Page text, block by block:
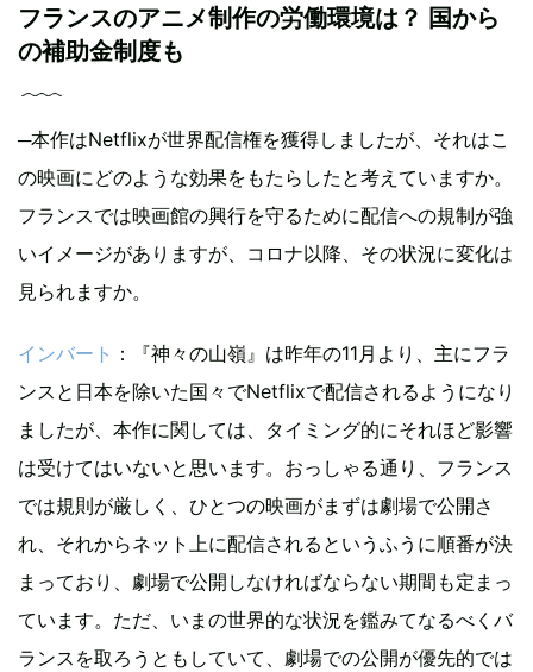
フランスのアニメ制作の労働環境は？ 国から
の補助金制度も
─本作はNetflixが世界配信権を獲得しましたが、それはこ
の映画にどのような効果をもたらしたと考えていますか。
フランスでは映画館の興行を守るために配信への規制が強
いイメージがありますが、コロナ以降、その状況に変化は
見られますか。
インバート ：『神々の山嶺』は昨年の11月より、主にフラ
ンスと日本を除いた国々でNetflixで配信されるようになり
ましたが、本作に関しては、タイミング的にそれほど影響
は受けてはいないと思います。おっしゃる通り、フランス
では規則が厳しく、ひとつの映画がまずは劇場で公開さ
れ、それからネット上に配信されるというふうに順番が決
まっており、劇場で公開しなければならない期間も定まっ
ています。ただ、いまの世界的な状況を鑑みてなるべくバ
ランスを取ろうともしていて、劇場での公開が優先的では